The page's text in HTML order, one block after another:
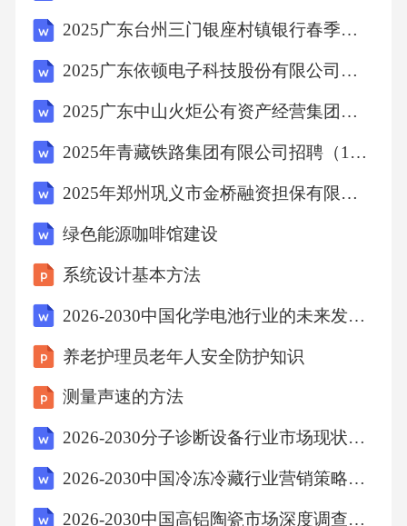
包装设计年鉴》统计，2019年我国纸盒包装设
计风格多样性达到80%。
提供定制化纸盒包装服务。例如，某电商平台
推出在线设计工具，消费者可自主设计纸盒包
装，满足个性化需求。
三、智能化与数字化
1.智能标签：纸盒包装设计融入智能标签技术，
签产业发展报告》显示，2019年我国智能标签
市场规模达到50亿元。
2025广东台州三门银座村镇银行春季校园招聘笔试历年典型考题及考点剖析附带答案详解
2025广东依顿电子科技股份有限公司招聘化学实验室工程师等岗位测试笔试历年常考点试题专练附带答案详解
2025广东中山火炬公有资产经营集团有限公司招聘区属企业高级经营管理人员2人笔试历年难易错考点试卷带答案解析
2025年青藏铁路集团有限公司招聘（172人）笔试历年典型考点题库附带答案详解
2025年郑州巩义市金桥融资担保有限公司公开招聘3名笔试历年难易错考点试卷带答案解析
绿色能源咖啡馆建设
系统设计基本方法
2026-2030中国化学电池行业的未来发展趋势以及布局策略研究报告
养老护理员老年人安全防护知识
测量声速的方法
2026-2030分子诊断设备行业市场现状供需分析及重点企业投资评估规划分析研究报告
2026-2030中国冷冻冷藏行业营销策略探讨与运行形势研究报告
2026-2030中国高铝陶瓷市场深度调查与投资策略分析研究报告